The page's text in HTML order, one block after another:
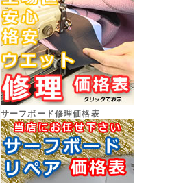
サーフボード修理価格表